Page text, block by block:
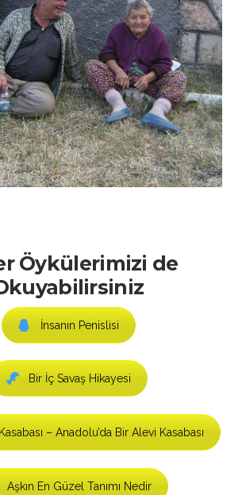
Öykülerimizi de
İnsanın Penislisi
Bir İç Savaş Hikayesi
– Anadolu’da Bir Alevi Kasabası
Aşkın En Güzel Tanımı Nedir